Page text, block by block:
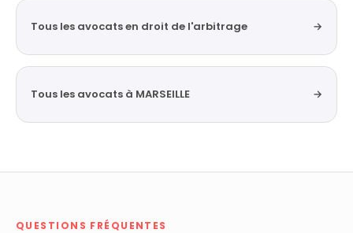
Tous les avocats en droit de l'arbitrage →
Tous les avocats à MARSEILLE →
QUESTIONS FRÉQUENTES